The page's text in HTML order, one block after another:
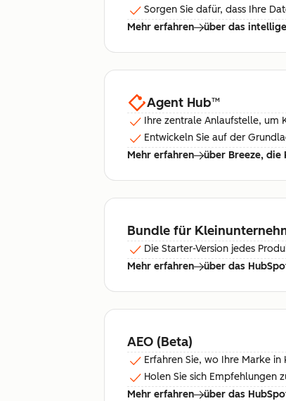
Sorgen Sie dafür, dass Ihre
Mehr erfahren
über das
Agent Hub™
Ihre zentrale Anlaufstelle, um
Entwickeln Sie auf der
Mehr erfahren
über Breeze, die
Bundle für
Die Starter-Version jedes
Mehr erfahren
über das
AEO (Beta)
Erfahren Sie, wo Ihre Marke in
Holen Sie sich Empfehlungen
Mehr erfahren
über das